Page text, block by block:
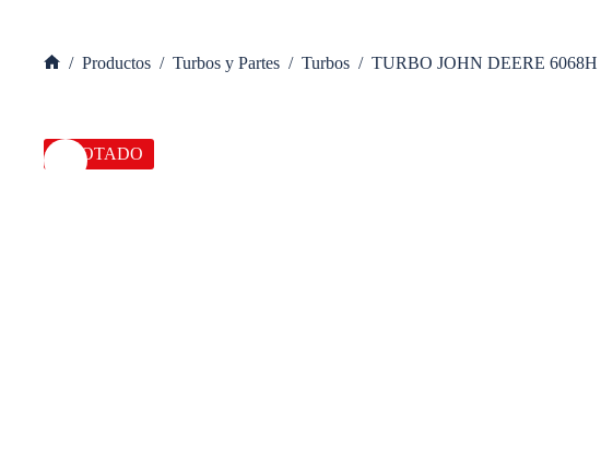
/ Productos / Turbos y Partes / Turbos / TURBO JOHN DEERE 6068H
AGOTADO